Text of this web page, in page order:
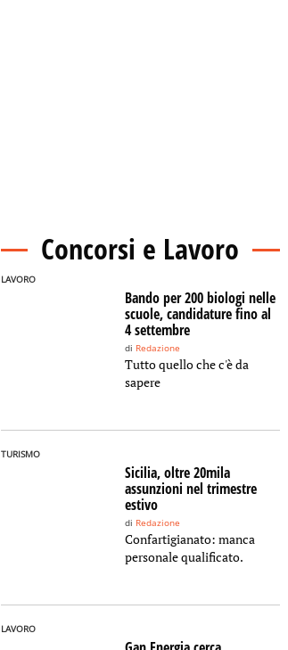
Concorsi e Lavoro
LAVORO
Bando per 200 biologi nelle
scuole, candidature fino al
4 settembre
di Redazione
Tutto quello che c'è da
sapere
TURISMO
Sicilia, oltre 20mila
assunzioni nel trimestre
estivo
di Redazione
Confartigianato: manca
personale qualificato.
LAVORO